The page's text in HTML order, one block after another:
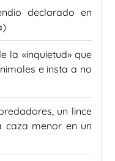
declarado en
la «inquietud» que
e insta a no
un lince
caza menor en un